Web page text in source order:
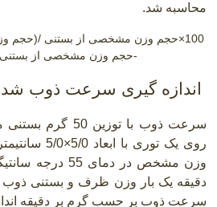
محاسبه شد.
100×حجم وزن مشخصی از بستنی /(حجم
-حجم وزن مشخصی از
اندازه گیری سرعت ذوب
سرعت ذوب با توزین
روی یک توری
دقیقه یک بار وزن ظرف و بستنی ذوب
سرعت ذوب بر حسب گرم بر دقیقه